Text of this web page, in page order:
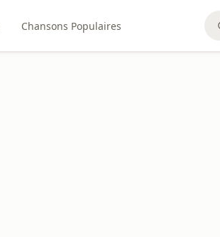
Chansons Populaires